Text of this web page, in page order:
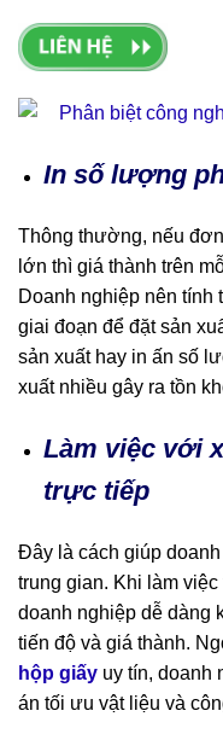
In số lượng
Thông thường, nếu đơn
lớn thì giá thành trên
Doanh nghiệp nên tính
giai đoạn để đặt sản
sản xuất hay in ấn số
xuất nhiều gây ra tồn
Làm việc với
trực tiếp
Đây là cách giúp
trung gian. Khi làm
doanh nghiệp dễ dàng
tiến độ và giá thành.
hộp giấy uy tín, doanh
án tối ưu vật liệu và